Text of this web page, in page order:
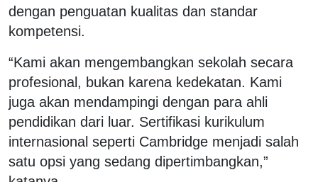
dengan penguatan kualitas dan standar
kompetensi.
“Kami akan mengembangkan sekolah secara
profesional, bukan karena kedekatan. Kami
juga akan mendampingi dengan para ahli
pendidikan dari luar. Sertifikasi kurikulum
internasional seperti Cambridge menjadi salah
satu opsi yang sedang dipertimbangkan,”